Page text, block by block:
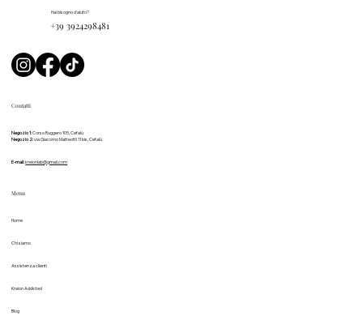
Contatti
Negozio 1:Corso Ruggero 105, Cefalù
Negozio 2:via Giacomo Matteotti 11 bis, Cefalù
E-mail: kreionlab@gmail.com
Menu
Home
Chi siamo
Assistenza clienti
Kreion Addicted
Blog
Hai bisogno d'aiuto?
+39 3924298481